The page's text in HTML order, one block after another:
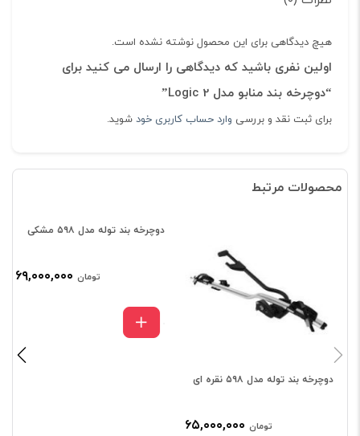
هیچ دیدگاهی برای این محصول نوشته نشده است.
اولین نفری باشید که دیدگاهی را ارسال می کنید برای
“دوچرخه بند منابو مدل Logic 2”
برای ثبت نقد و بررسی وارد حساب کاربری خود شوید.
محصولات مرتبط
دوچرخه بند توله مدل ۵۹۸ نقره ای
تومان۶۵,۰۰۰,۰۰۰
دوچرخه بند توله مدل ۵۹۸ مشکی
تومان۶۹,۰۰۰,۰۰۰